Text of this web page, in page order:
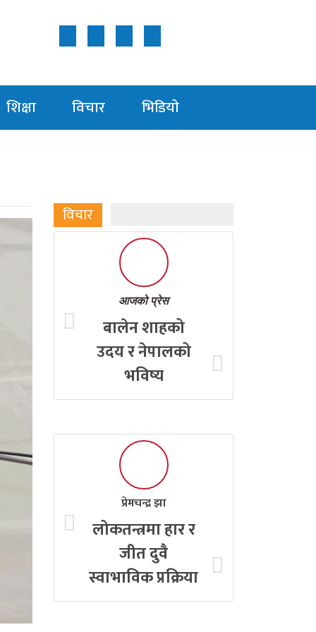
शिक्षा विचार भिडियाे
विचार
आजको प्रेस
बालेन शाहको
उदय र नेपालको
भविष्य
प्रेमचन्द्र झा
लोकतन्त्रमा हार र
जीत दुवै
स्वाभाविक प्रक्रिया